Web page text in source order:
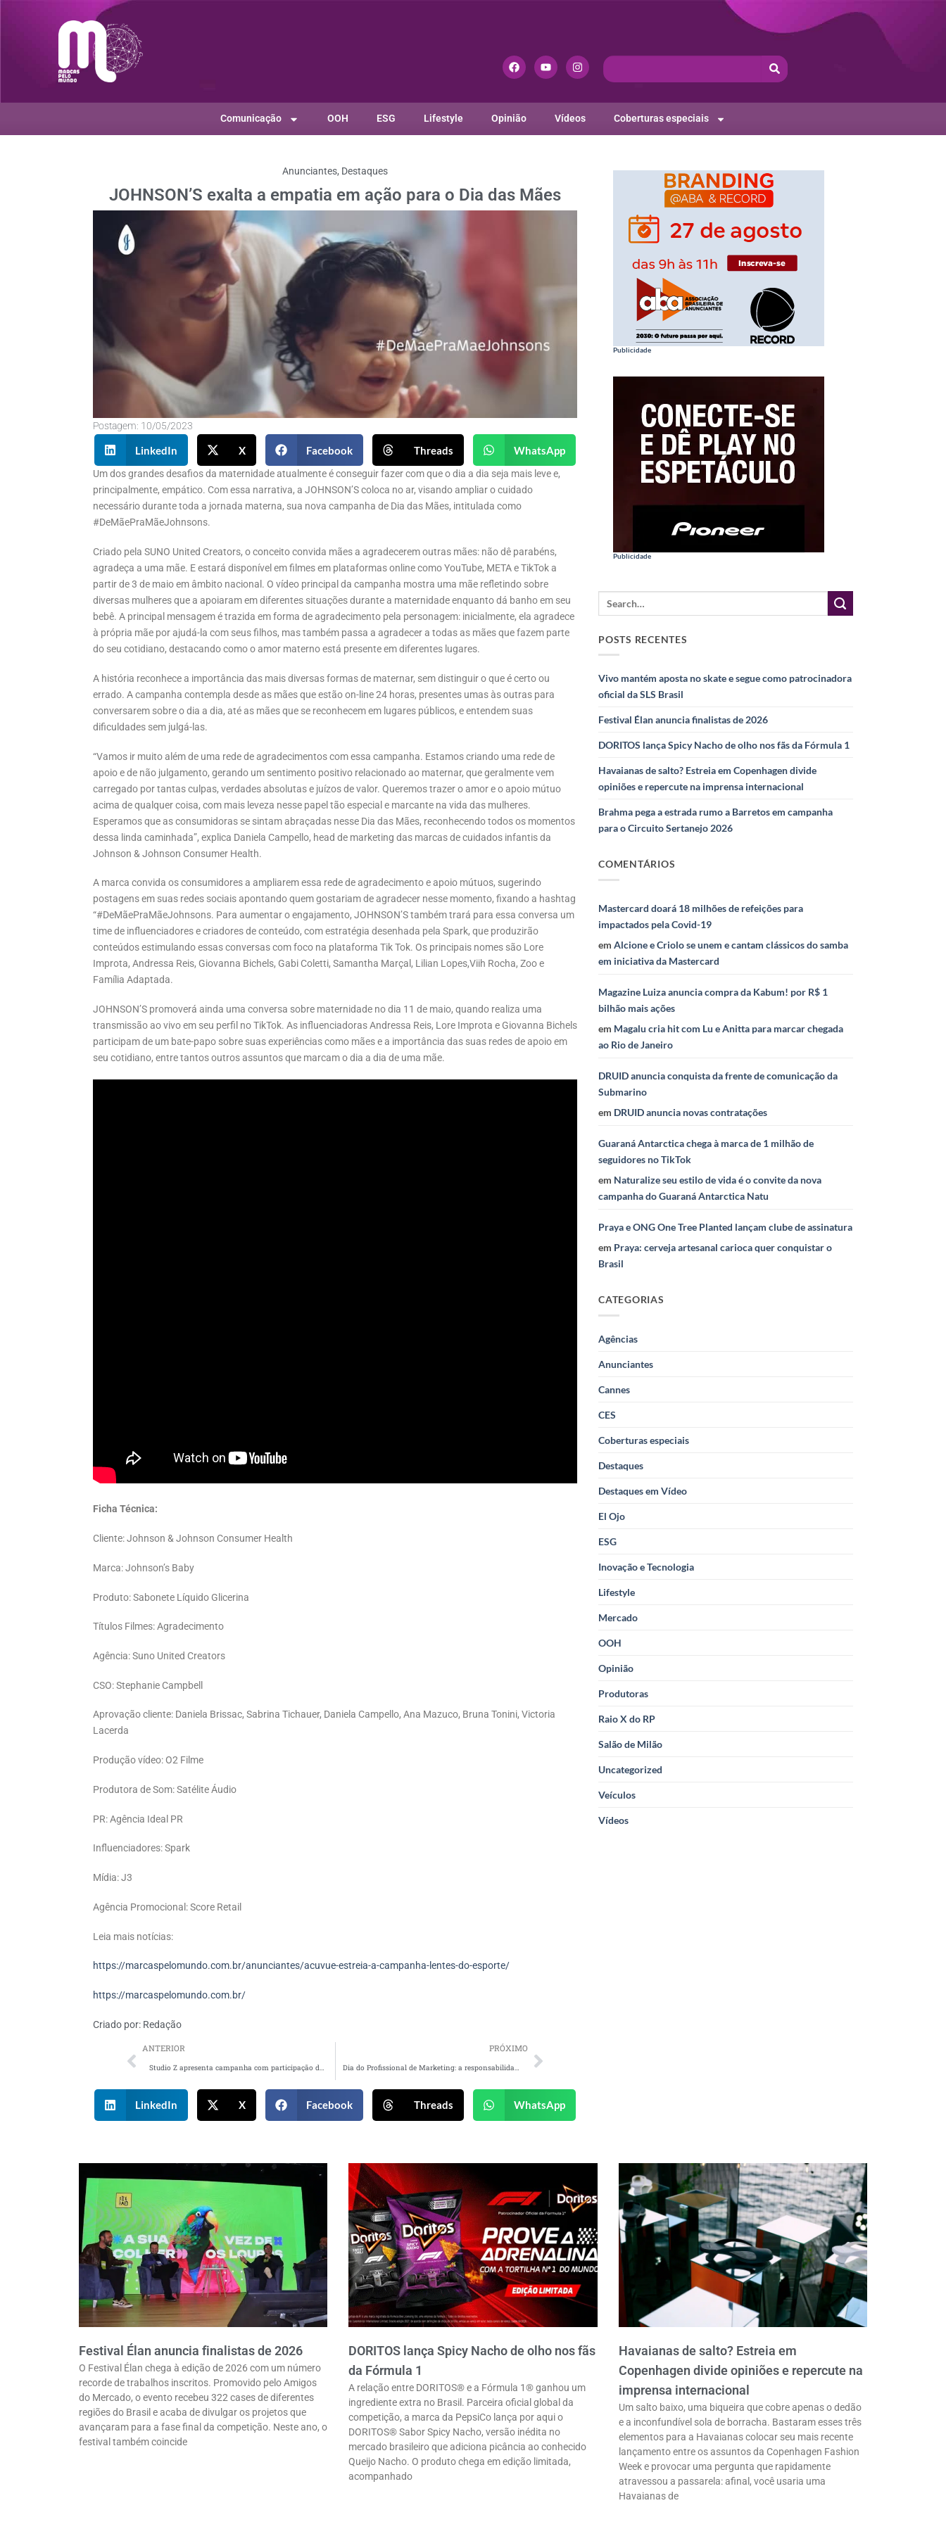
Comunicação OOH ESG Lifestyle Opinião Vídeos Coberturas especiais
Anunciantes, Destaques
JOHNSON’S exalta a empatia em ação para o Dia das Mães
Postagem: 10/05/2023
LinkedIn X Facebook Threads WhatsApp
Um dos grandes desafios da maternidade atualmente é conseguir fazer com que o dia a dia seja mais leve e,
principalmente, empático. Com essa narrativa, a JOHNSON’S coloca no ar, visando ampliar o cuidado
necessário durante toda a jornada materna, sua nova campanha de Dia das Mães, intitulada como
#DeMãePraMãeJohnsons.
Criado pela SUNO United Creators, o conceito convida mães a agradecerem outras mães: não dê parabéns,
agradeça a uma mãe. E estará disponível em filmes em plataformas online como YouTube, META e TikTok a
partir de 3 de maio em âmbito nacional. O vídeo principal da campanha mostra uma mãe refletindo sobre
diversas mulheres que a apoiaram em diferentes situações durante a maternidade enquanto dá banho em seu
bebê. A principal mensagem é trazida em forma de agradecimento pela personagem: inicialmente, ela agradece
à própria mãe por ajudá-la com seus filhos, mas também passa a agradecer a todas as mães que fazem parte
do seu cotidiano, destacando como o amor materno está presente em diferentes lugares.
A história reconhece a importância das mais diversas formas de maternar, sem distinguir o que é certo ou
errado. A campanha contempla desde as mães que estão on-line 24 horas, presentes umas às outras para
conversarem sobre o dia a dia, até as mães que se reconhecem em lugares públicos, e entendem suas
dificuldades sem julgá-las.
“Vamos ir muito além de uma rede de agradecimentos com essa campanha. Estamos criando uma rede de
apoio e de não julgamento, gerando um sentimento positivo relacionado ao maternar, que geralmente vem
carregado por tantas culpas, verdades absolutas e juízos de valor. Queremos trazer o amor e o apoio mútuo
acima de qualquer coisa, com mais leveza nesse papel tão especial e marcante na vida das mulheres.
Esperamos que as consumidoras se sintam abraçadas nesse Dia das Mães, reconhecendo todos os momentos
dessa linda caminhada”, explica Daniela Campello, head de marketing das marcas de cuidados infantis da
Johnson & Johnson Consumer Health.
A marca convida os consumidores a ampliarem essa rede de agradecimento e apoio mútuos, sugerindo
postagens em suas redes sociais apontando quem gostariam de agradecer nesse momento, fixando a hashtag
“#DeMãePraMãeJohnsons. Para aumentar o engajamento, JOHNSON’S também trará para essa conversa um
time de influenciadores e criadores de conteúdo, com estratégia desenhada pela Spark, que produzirão
conteúdos estimulando essas conversas com foco na plataforma Tik Tok. Os principais nomes são Lore
Improta, Andressa Reis, Giovanna Bichels, Gabi Coletti, Samantha Marçal, Lilian Lopes,Viih Rocha, Zoo e
Família Adaptada.
JOHNSON’S promoverá ainda uma conversa sobre maternidade no dia 11 de maio, quando realiza uma
transmissão ao vivo em seu perfil no TikTok. As influenciadoras Andressa Reis, Lore Improta e Giovanna Bichels
participam de um bate-papo sobre suas experiências como mães e a importância das suas redes de apoio em
seu cotidiano, entre tantos outros assuntos que marcam o dia a dia de uma mãe.
Ficha Técnica:
Cliente: Johnson & Johnson Consumer Health
Marca: Johnson’s Baby
Produto: Sabonete Líquido Glicerina
Títulos Filmes: Agradecimento
Agência: Suno United Creators
CSO: Stephanie Campbell
Aprovação cliente: Daniela Brissac, Sabrina Tichauer, Daniela Campello, Ana Mazuco, Bruna Tonini, Victoria
Lacerda
Produção vídeo: O2 Filme
Produtora de Som: Satélite Áudio
PR: Agência Ideal PR
Influenciadores: Spark
Mídia: J3
Agência Promocional: Score Retail
Leia mais notícias:
https://marcaspelomundo.com.br/anunciantes/acuvue-estreia-a-campanha-lentes-do-esporte/
https://marcaspelomundo.com.br/
Criado por: Redação
ANTERIOR PRÓXIMO
LinkedIn X Facebook Threads WhatsApp
Publicidade
Publicidade
POSTS RECENTES
Vivo mantém aposta no skate e segue como patrocinadora
oficial da SLS Brasil
Festival Élan anuncia finalistas de 2026
DORITOS lança Spicy Nacho de olho nos fãs da Fórmula 1
Havaianas de salto? Estreia em Copenhagen divide
opiniões e repercute na imprensa internacional
Brahma pega a estrada rumo a Barretos em campanha
para o Circuito Sertanejo 2026
COMENTÁRIOS
Mastercard doará 18 milhões de refeições para
impactados pela Covid-19
emAlcione e Criolo se unem e cantam clássicos do samba
em iniciativa da Mastercard
Magazine Luiza anuncia compra da Kabum! por R$ 1
bilhão mais ações
em Magalu cria hit com Lu e Anitta para marcar chegada
ao Rio de Janeiro
DRUID anuncia conquista da frente de comunicação da
Submarino
em DRUID anuncia novas contratações
Guaraná Antarctica chega à marca de 1 milhão de
seguidores no TikTok
em Naturalize seu estilo de vida é o convite da nova
campanha do Guaraná Antarctica Natu
Praya e ONG One Tree Planted lançam clube de assinatura
em Praya: cerveja artesanal carioca quer conquistar o
Brasil
CATEGORIAS
Agências
Anunciantes
Cannes
CES
Coberturas especiais
Destaques
Destaques em Vídeo
El Ojo
ESG
Inovação e Tecnologia
Lifestyle
Mercado
OOH
Opinião
Produtoras
Raio X do RP
Salão de Milão
Uncategorized
Veículos
Vídeos
Festival Élan anuncia finalistas de 2026
O Festival Élan chega à edição de 2026 com um número
recorde de trabalhos inscritos. Promovido pelo Amigos
do Mercado, o evento recebeu 322 cases de diferentes
regiões do Brasil e acaba de divulgar os projetos que
avançaram para a fase final da competição. Neste ano, o
festival também coincide
DORITOS lança Spicy Nacho de olho nos fãs
da Fórmula 1
A relação entre DORITOS® e a Fórmula 1® ganhou um
ingrediente extra no Brasil. Parceira oficial global da
competição, a marca da PepsiCo lança por aqui o
DORITOS® Sabor Spicy Nacho, versão inédita no
mercado brasileiro que adiciona picância ao conhecido
Queijo Nacho. O produto chega em edição limitada,
acompanhado
Havaianas de salto? Estreia em
Copenhagen divide opiniões e repercute na
imprensa internacional
Um salto baixo, uma biqueira que cobre apenas o dedão
e a inconfundível sola de borracha. Bastaram esses três
elementos para a Havaianas colocar seu mais recente
lançamento entre os assuntos da Copenhagen Fashion
Week e provocar uma pergunta que rapidamente
atravessou a passarela: afinal, você usaria uma
Havaianas de